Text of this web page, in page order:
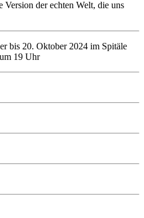
der echten Welt, die uns
bis 20. Oktober 2024 im Spitäle
19 Uhr